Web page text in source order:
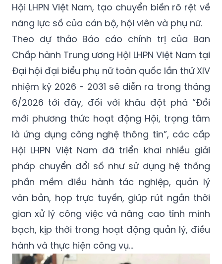
Hội LHPN Việt Nam, tạo chuyển biến rõ rệt về
năng lực số của cán bộ, hội viên và phụ nữ.
Theo dự thảo Báo cáo chính trị của Ban
Chấp hành Trung ương Hội LHPN Việt Nam tại
Đại hội đại biểu phụ nữ toàn quốc lần thứ XIV
nhiệm kỳ 2026 - 2031 sẽ diễn ra trong tháng
6/2026 tới đây, đối với khâu đột phá “Đổi
mới phương thức hoạt động Hội, trọng tâm
là ứng dụng công nghệ thông tin”, các cấp
Hội LHPN Việt Nam đã triển khai nhiều giải
pháp chuyển đổi số như sử dụng hệ thống
phần mềm điều hành tác nghiệp, quản lý
văn bản, họp trực tuyến, giúp rút ngắn thời
gian xử lý công việc và nâng cao tính minh
bạch, kịp thời trong hoạt động quản lý, điều
hành và thực hiện công vụ...